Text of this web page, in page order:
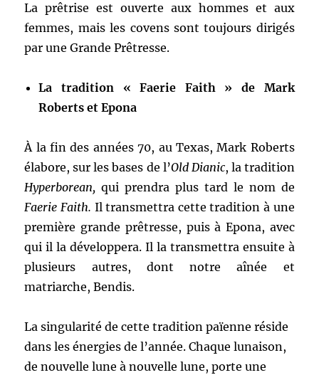
La prêtrise est ouverte aux hommes et aux
femmes, mais les covens sont toujours dirigés
par une Grande Prêtresse.
La tradition « Faerie Faith » de Mark
Roberts et Epona
À la fin des années 70, au Texas, Mark Roberts
élabore, sur les bases de l’Old Dianic, la tradition
Hyperborean,qui prendra plus tard le nom de
Faerie Faith. Il transmettra cette tradition à une
première grande prêtresse, puis à Epona, avec
qui il la développera. Il la transmettra ensuite à
plusieurs autres, dont notre aînée et
matriarche, Bendis.
La singularité de cette tradition païenne réside
dans les énergies de l’année. Chaque lunaison,
de nouvelle lune à nouvelle lune, porte une